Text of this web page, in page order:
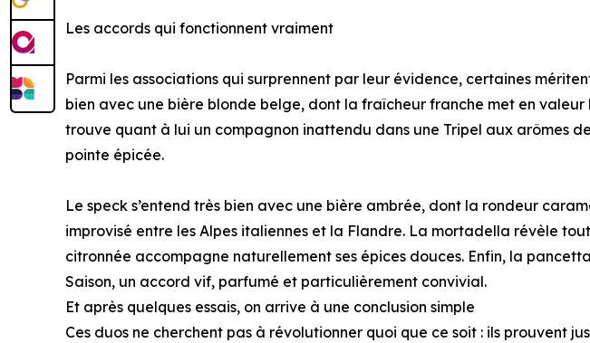
Les accords qui fonctionnent vraiment
Parmi les associations qui surprennent par leur évidence, certaines
bien avec une bière blonde belge, dont la fraîcheur franche met en
trouve quant à lui un compagnon inattendu dans une Tripel aux arômes
pointe épicée.
Le speck s’entend très bien avec une bière ambrée, dont la rondeur
improvisé entre les Alpes italiennes et la Flandre. La mortadella révèle
citronnée accompagne naturellement ses épices douces. Enfin, la
Saison, un accord vif, parfumé et particulièrement convivial.
Et après quelques essais, on arrive à une conclusion simple
Ces duos ne cherchent pas à révolutionner quoi que ce soit : ils prouvent